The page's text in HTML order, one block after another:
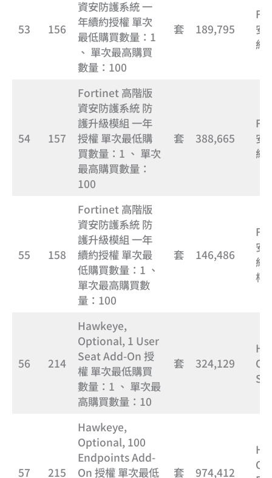
53 156
資安防護系統 一
年續約授權 單次
最低購買數量：1
、 單次最高購買
數量：100
套 189,795
安
約
54 157
Fortinet 高階版
資安防護系統 防
護升級模組 一年
授權 單次最低購
買數量：1 、 單次
最高購買數量：
100
套 388,665
安
級
55 158
Fortinet 高階版
資安防護系統 防
護升級模組 一年
續約授權 單次最
低購買數量：1 、
單次最高購買數
量：100
套 146,486
安
級
權
56 214
Hawkeye,
Optional, 1 User
Seat Add-On 授
權 單次最低購買
數量：1 、 單次最
高購買數量：10
套 324,129
57 215
Hawkeye,
Optional, 100
Endpoints Add-
On 授權 單次最低
套 974,412